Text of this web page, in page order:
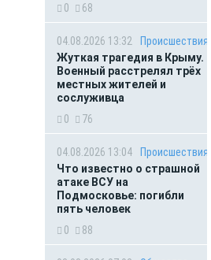
0
68
04.08.2026 13:32
Происшествия
Жуткая трагедия в Крыму.
Военный расстрелял трёх
местных жителей и
сослуживца
0
76
04.08.2026 13:04
Происшествия
Что известно о страшной
атаке ВСУ на
Подмосковье: погибли
пять человек
0
88